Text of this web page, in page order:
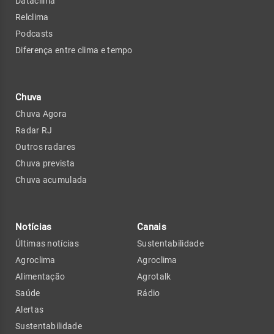
Relclima
Podcasts
Diferença entre clima e tempo
Chuva
Chuva Agora
Radar RJ
Outros radares
Chuva prevista
Chuva acumulada
Notícias
Últimas notícias
Agroclima
Alimentação
Saúde
Alertas
Sustentabilidade
Canais
Sustentabilidade
Agroclima
Agrotalk
Rádio